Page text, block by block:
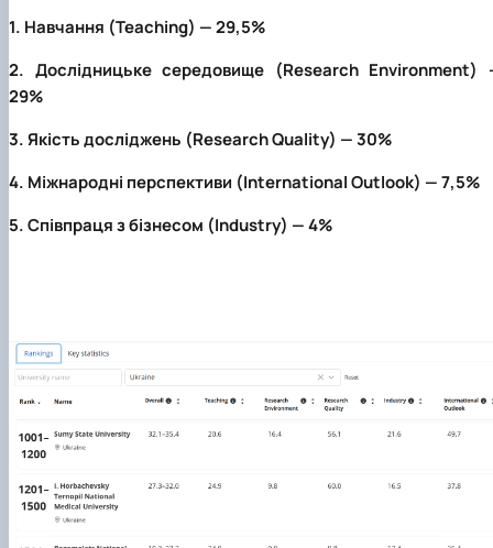
1. Навчання (Teaching) — 29,5%
2. Дослідницьке середовище (Research Environment)
29%
3. Якість досліджень (Research Quality) — 30%
4. Міжнародні перспективи (International Outlook) — 7,5%
5. Співпраця з бізнесом (Industry) — 4%